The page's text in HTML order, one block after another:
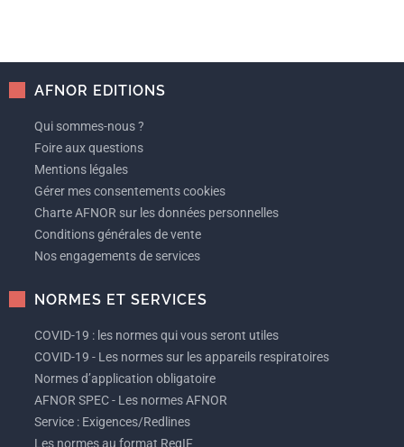
AFNOR EDITIONS
Qui sommes-nous ?
Foire aux questions
Mentions légales
Gérer mes consentements cookies
Charte AFNOR sur les données personnelles
Conditions générales de vente
Nos engagements de services
NORMES ET SERVICES
COVID-19 : les normes qui vous seront utiles
COVID-19 - Les normes sur les appareils respiratoires
Normes d’application obligatoire
AFNOR SPEC - Les normes AFNOR
Service : Exigences/Redlines
Les normes au format ReqIF